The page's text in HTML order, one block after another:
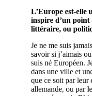
L’Europe est-elle
inspire d’un point
littéraire, ou
Je ne me suis
savoir si j’aimais
suis né Européen.
dans une ville et
que ce soit par leur
allemande, ou par